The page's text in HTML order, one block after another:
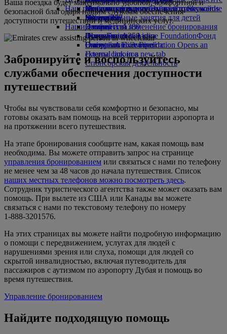
Наш парк самолетов
Boeing 777
Эмирейтс A380
Эмирейтс A350
Эмирейтс Executive
Планы салонов
Игрушки для детей
Увлекательные занятия для детей
Отчеты о результатах экологической
политики
Наши сообщества
Фонд Emirates Airline FoundationФонд
Emirates Airline Foundation Opens an
external link in a new tab
Спонсорская деятельность
Хельсинки
в Ханчжоу
Дананг
Шэньчжэнь
Сиемреап
Вход в программу Эмирейтс Skywards
Skywards+
Мобильная версия сайта и приложение
Эмирейтс
Отмена или изменение бронирования
Прерванная поездка
О компании Эмирейтс
Ваша поездка будет максимально удобной, комфортной и
безопасной благодаря нашим службам обеспечения
доступности путешествий и медицинских услуг.
Забронируйте и воспользуйтесь
службами обеспечения доступности
путешествий
Чтобы вы чувствовали себя комфортно и безопасно, мы
готовы оказать вам помощь на всей территории аэропорта и
на протяжении всего путешествия.
На этапе бронирования сообщите нам, какая помощь вам
необходима. Вы можете отправить запрос на странице
управления бронированием или связаться с нами по телефону
не менее чем за 48 часов до начала путешествия. Список
наших местных телефонов можно посмотреть здесь.
Сотрудник туристического агентства также может оказать вам
помощь. При вылете из США или Канады вы можете
связаться с нами по текстовому телефону по номеру
1‑888‑3201576.
На этих страницах вы можете найти подробную информацию
о помощи с передвижением, услугах для людей с
нарушениями зрения или слуха, помощи для людей со
скрытой инвалидностью, включая путеводитель для
пассажиров с аутизмом по аэропорту Дубая и помощь во
время путешествия.
Управление бронированием
Найдите подходящую помощь